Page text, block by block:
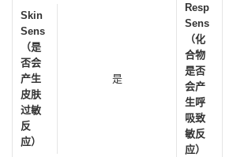
Skin
Sens
（是
否会
产生
皮肤
过敏
反
应）
是
Resp
Sens
（化
合物
是否
会产
生呼
吸致
敏反
应）